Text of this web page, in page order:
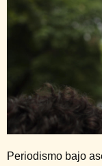
Periodismo bajo